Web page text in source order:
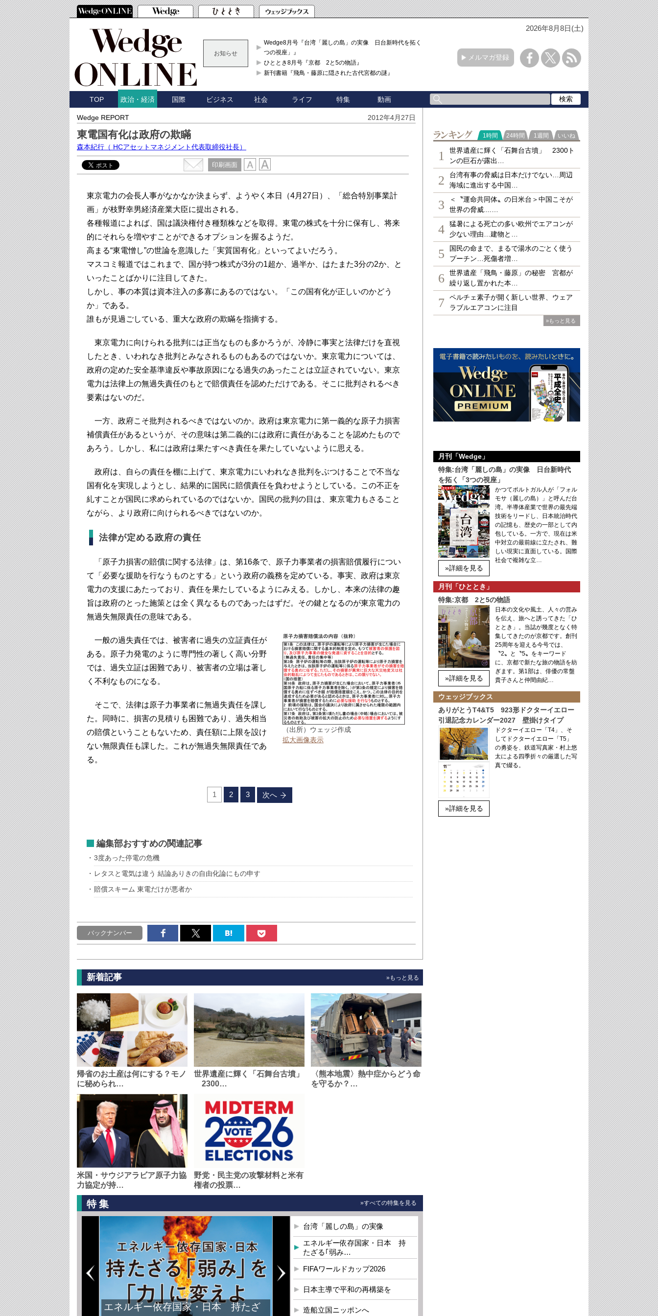
2026年8月8日(土)
お知らせ
Wedge8月号『台湾「麗しの島」の実像 日台新時代を拓く「3
つの視座」』
ひととき8月号『京都 2と5の物語』
新刊書籍『飛鳥・藤原に隠された古代宮都の謎』
メルマガ登録
TOP 政治・経済 国際 ビジネス 社会 ライフ 特集 動画
Wedge REPORT 2012年4月27日
東電国有化は政府の欺瞞
森本紀行 （ HCアセットマネジメント代表取締役社長）
印刷画面
東京電力の会長人事がなかなか決まらず、ようやく本日（4月27日）、「総合特別事業計
画」が枝野幸男経済産業大臣に提出される。
各種報道によれば、国は議決権付き種類株などを取得。東電の株式を十分に保有し、将来
的にそれらを増やすことができるオプションを握るようだ。
高まる“東電憎し”の世論を意識した「実質国有化」といってよいだろう。
マスコミ報道ではこれまで、国が持つ株式が3分の1超か、過半か、はたまた3分の2か、と
いったことばかりに注目してきた。
しかし、事の本質は資本注入の多寡にあるのではない。「この国有化が正しいのかどう
か」である。
誰もが見過ごしている、重大な政府の欺瞞を指摘する。
東京電力に向けられる批判には正当なものも多かろうが、冷静に事実と法律だけを直視
したとき、いわれなき批判とみなされるものもあるのではないか。東京電力については、
政府の定めた安全基準違反や事故原因になる過失のあったことは立証されていない。東京
電力は法律上の無過失責任のもとで賠償責任を認めただけである。そこに批判されるべき
要素はないのだ。
一方、政府こそ批判されるべきではないのか。政府は東京電力に第一義的な原子力損害
補償責任があるというが、その意味は第二義的には政府に責任があることを認めたもので
あろう。しかし、私には政府は果たすべき責任を果たしていないように思える。
政府は、自らの責任を棚に上げて、東京電力にいわれなき批判をぶつけることで不当な
国有化を実現しようとし、結果的に国民に賠償責任を負わせようとしている。この不正を
糺すことが国民に求められているのではないか。国民の批判の目は、東京電力もさること
ながら、より政府に向けられるべきではないのか。
法律が定める政府の責任
「原子力損害の賠償に関する法律」は、第16条で、原子力事業者の損害賠償履行につい
て「必要な援助を行なうものとする」という政府の義務を定めている。事実、政府は東京
電力の支援にあたっており、責任を果たしているようにみえる。しかし、本来の法律の趣
旨は政府のとった施策とは全く異なるものであったはずだ。その鍵となるのが東京電力の
無過失無限責任の意味である。
（出所）ウェッジ作成
拡大画像表示
一般の過失責任では、被害者に過失の立証責任が
ある。原子力発電のように専門性の著しく高い分野
では、過失立証は困難であり、被害者の立場は著し
く不利なものになる。
そこで、法律は原子力事業者に無過失責任を課し
た。同時に、損害の見積りも困難であり、過失相当
の賠償ということもないため、責任額に上限を設け
ない無限責任も課した。これが無過失無限責任であ
る。
1 2 3 次へ
編集部おすすめの関連記事
3度あった停電の危機
レタスと電気は違う 結論ありきの自由化論にもの申す
賠償スキーム 東電だけが悪者か
バックナンバー
新着記事 »もっと見る
帰省のお土産は何にする？モノ
に秘められ…
世界遺産に輝く「石舞台古墳」
2300…
〈熊本地震〉熱中症からどう命
を守るか？…
米国・サウジアラビア原子力協
力協定が持…
野党・民主党の攻撃材料と米有
権者の投票…
特集 »すべての特集を見る
エネルギー依存国家・日本 持たざ
台湾「麗しの島」の実像
エネルギー依存国家・日本 持
たざる｢弱み…
FIFAワールドカップ2026
日本主導で平和の再構築を
造船立国ニッポンへ
ランキング
1時間 24時間 1週間 いいね
1
世界遺産に輝く「石舞台古墳」 2300ト
ンの巨石が露出…
2
台湾有事の脅威は日本だけでない…周辺
海域に進出する中国…
3
＜〝運命共同体〟の日米台＞中国こそが
世界の脅威....…
4
猛暑による死亡の多い欧州でエアコンが
少ない理由…建物と…
5
国民の命まで、まるで湯水のごとく使う
プーチン…死傷者増…
6
世界遺産「飛鳥・藤原」の秘密 宮都が
繰り返し置かれた本…
7
ペルチェ素子が開く新しい世界、ウェア
ラブルエアコンに注目
»もっと見る
月刊「Wedge」
特集:台湾「麗しの島」の実像 日台新時代
を拓く「3つの視座」
»詳細を見る
かつてポルトガル人が「フォル
モサ（麗しの島）」と呼んだ台
湾。半導体産業で世界の最先端
技術をリードし、日本統治時代
の記憶も、歴史の一部として内
包している。一方で、現在は米
中対立の最前線に立たされ、難
しい現実に直面している。国際
社会で複雑な立…
月刊「ひととき」
特集:京都 2と5の物語
»詳細を見る
日本の文化や風土、人々の営み
を伝え、旅へと誘ってきた「ひ
ととき」。当誌が幾度となく特
集してきたのが京都です。創刊
25周年を迎える今号では、
〝2〟と〝5〟をキーワード
に、京都で新たな旅の物語を紡
ぎます。第1部は、俳優の常盤
貴子さんと仲間由紀…
ウェッジブックス
ありがとうT4&T5 923形ドクターイエロー
引退記念カレンダー2027 壁掛けタイプ
»詳細を見る
ドクターイエロー「T4」、そ
してドクターイエロー「T5」
の勇姿を、鉄道写真家・村上悠
太による四季折々の厳選した写
真で綴る。